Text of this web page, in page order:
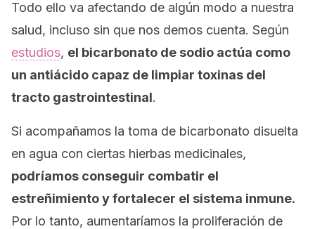
Todo ello va afectando de algún modo a nuestra
salud, incluso sin que nos demos cuenta. Según
estudios, el bicarbonato de sodio actúa como
un antiácido capaz de limpiar toxinas del
tracto gastrointestinal.
Si acompañamos la toma de bicarbonato disuelta
en agua con ciertas hierbas medicinales,
podríamos conseguir combatir el
estreñimiento y fortalecer el sistema inmune.
Por lo tanto, aumentaríamos la proliferación de